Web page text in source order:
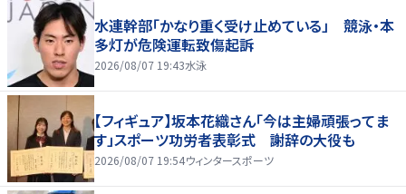
水連幹部「かなり重く受け止めている」 競泳・本
多灯が危険運転致傷起訴
2026/08/07 19:43水泳
【フィギュア】坂本花織さん「今は主婦頑張ってま
す」スポーツ功労者表彰式 謝辞の大役も
2026/08/07 19:54ウィンタースポーツ